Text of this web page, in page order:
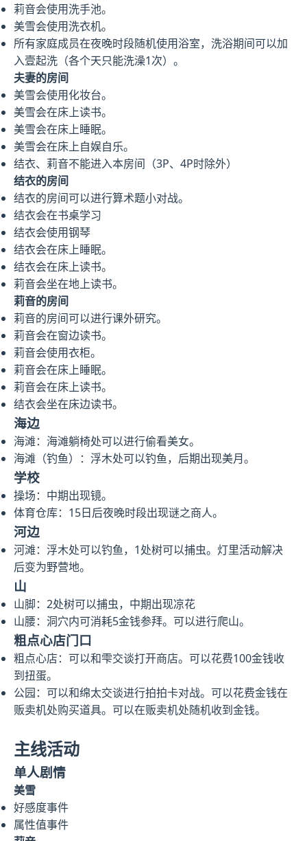
莉音会使用洗手池。
美雪会使用洗衣机。
所有家庭成员在夜晚时段随机使用浴室，洗浴期间可以加
入壹起洗（各个天只能洗澡1次）。
夫妻的房间
美雪会使用化妆台。
美雪会在床上读书。
美雪会在床上睡眠。
美雪会在床上自娱自乐。
结衣、莉音不能进入本房间（3P、4P时除外）
结衣的房间
结衣的房间可以进行算术题小对战。
结衣会在书桌学习
结衣会使用钢琴
结衣会在床上睡眠。
结衣会在床上读书。
莉音会坐在地上读书。
莉音的房间
莉音的房间可以进行课外研究。
莉音会在窗边读书。
莉音会使用衣柜。
莉音会在床上睡眠。
莉音会在床上读书。
结衣会坐在床边读书。
海边
海滩：海滩躺椅处可以进行偷看美女。
海滩（钓鱼）：浮木处可以钓鱼，后期出现美月。
学校
操场：中期出现镜。
体育仓库：15日后夜晚时段出现谜之商人。
河边
河滩：浮木处可以钓鱼，1处树可以捕虫。灯里活动解决
后变为野营地。
山
山脚：2处树可以捕虫，中期出现凉花
山腰：洞穴内可消耗5金钱参拜。可以进行爬山。
粗点心店门口
粗点心店：可以和雫交谈打开商店。可以花费100金钱收
到扭蛋。
公园：可以和绵太交谈进行拍拍卡对战。可以花费金钱在
贩卖机处购买道具。可以在贩卖机处随机收到金钱。
主线活动
单人剧情
美雪
好感度事件
属性值事件